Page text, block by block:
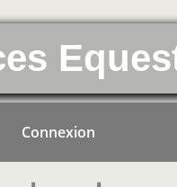
Connexion